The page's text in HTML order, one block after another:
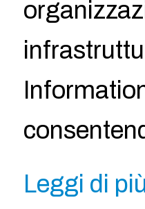
Leggi di